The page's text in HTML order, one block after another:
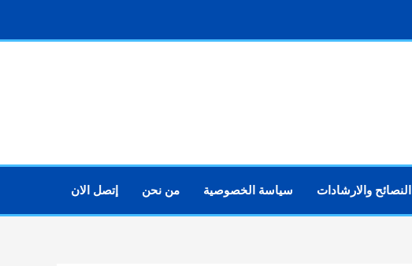
النصائح والارشادات سياسة الخصوصية من نحن إتصل الان